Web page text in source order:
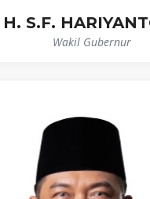
H. S.F.
Wakil Gubernur